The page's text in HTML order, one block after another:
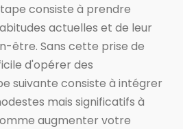
consiste à prendre
actuelles et de leur
être. Sans cette prise de
d'opérer des
suivante consiste à intégrer
mais significatifs à
augmenter votre